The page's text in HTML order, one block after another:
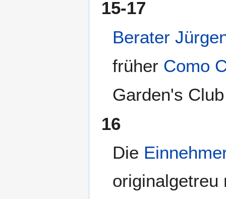
15-17
Berater
früher Como
Garden's Club
16
Die
originalgetreu